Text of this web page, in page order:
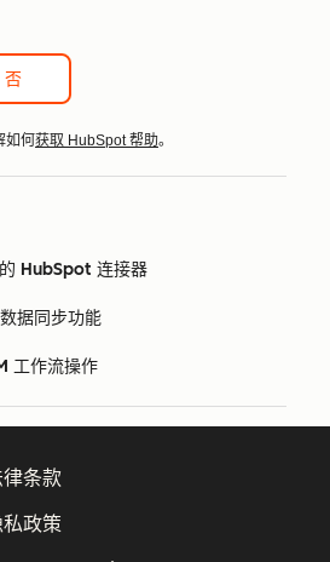
否
如何 获取 HubSpot 帮助。
HubSpot 连接器
据同步功能
工作流操作
律条款
私政策